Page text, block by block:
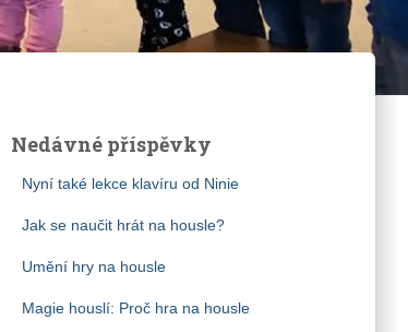
Nedávné příspěvky
Nyní také lekce klavíru od Ninie
Jak se naučit hrát na housle?
Umění hry na housle
Magie houslí: Proč hra na housle